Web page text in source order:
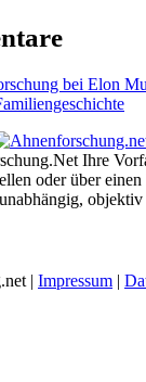
bei Elon
Ihre
oder über
| Impressum